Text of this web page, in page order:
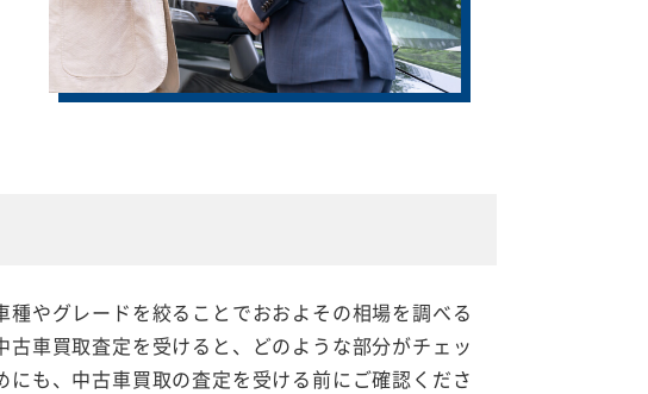
やグレードを絞ることでおおよその相場を調べる
車買取査定を受けると、どのような部分がチェッ
も、中古車買取の査定を受ける前にご確認くださ